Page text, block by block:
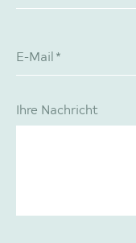
E-Mail *
Ihre Nachricht